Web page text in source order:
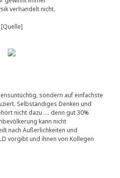
verhandelt nicht.
[Quelle]
sondern auf einfachste
Selbständiges Denken und
nicht dazu …. denn gut 30%
kann nicht
nach Äußerlichkeiten und
vorgibt und ihnen von Kollegen